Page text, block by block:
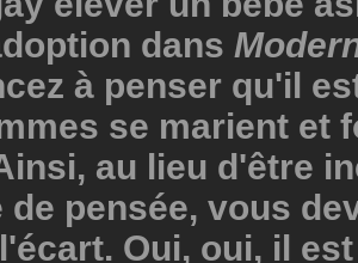
dans
à penser qu'il
se marient et
au lieu d'être
de pensée, vous
Oui, oui, il